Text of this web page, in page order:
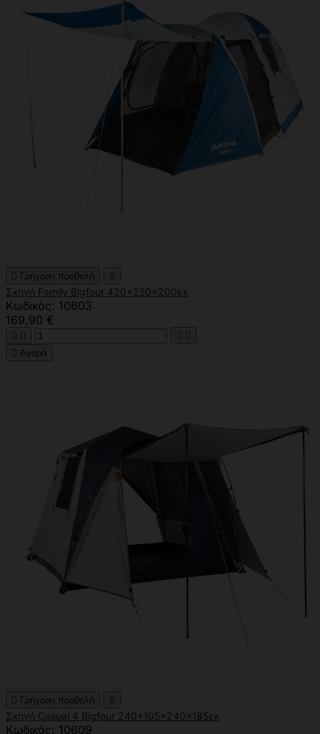
 Γρήγορη προβολή 
Σκηνή Family Bigfour 420x250x200εκ
Κωδικός: 10603
169,90 €
   
 Αγορά
 Γρήγορη προβολή 
Σκηνή Casual 4 Bigfour 240+105x240x185εκ
Κωδικός: 10609